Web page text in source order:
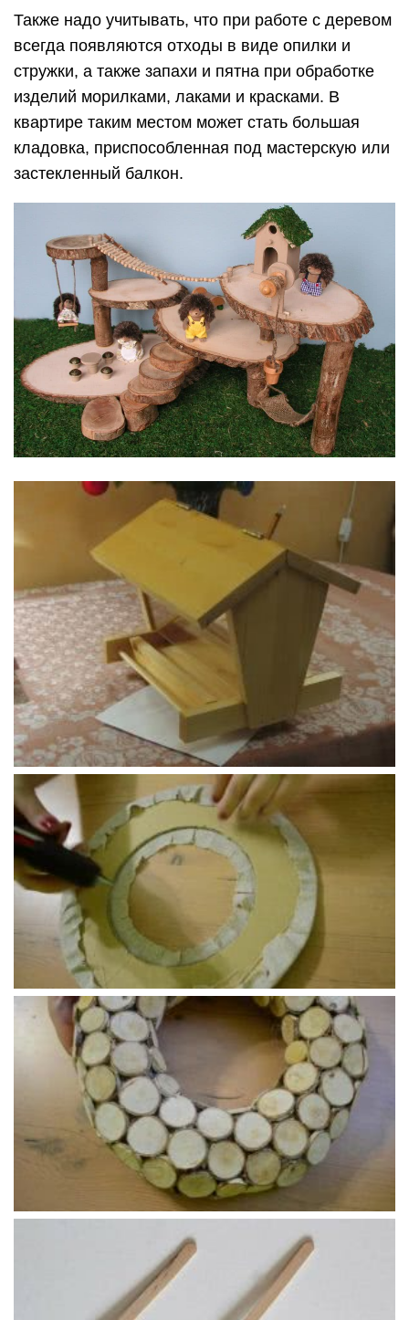
Также надо учитывать, что при работе с деревом
всегда появляются отходы в виде опилки и
стружки, а также запахи и пятна при обработке
изделий морилками, лаками и красками. В
квартире таким местом может стать большая
кладовка, приспособленная под мастерскую или
застекленный балкон.